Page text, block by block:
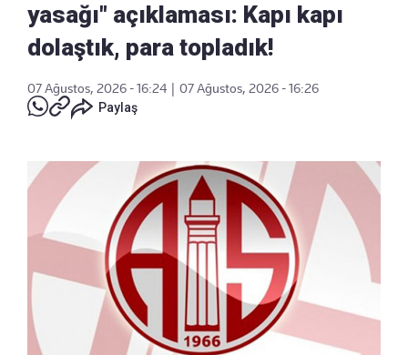
yasağı" açıklaması: Kapı kapı
dolaştık, para topladık!
07 Ağustos, 2026 - 16:24
07 Ağustos, 2026 - 16:26
Paylaş